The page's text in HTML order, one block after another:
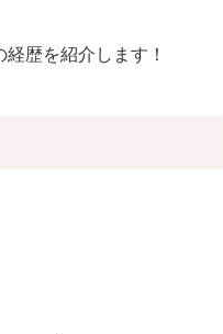
歴を紹介します！